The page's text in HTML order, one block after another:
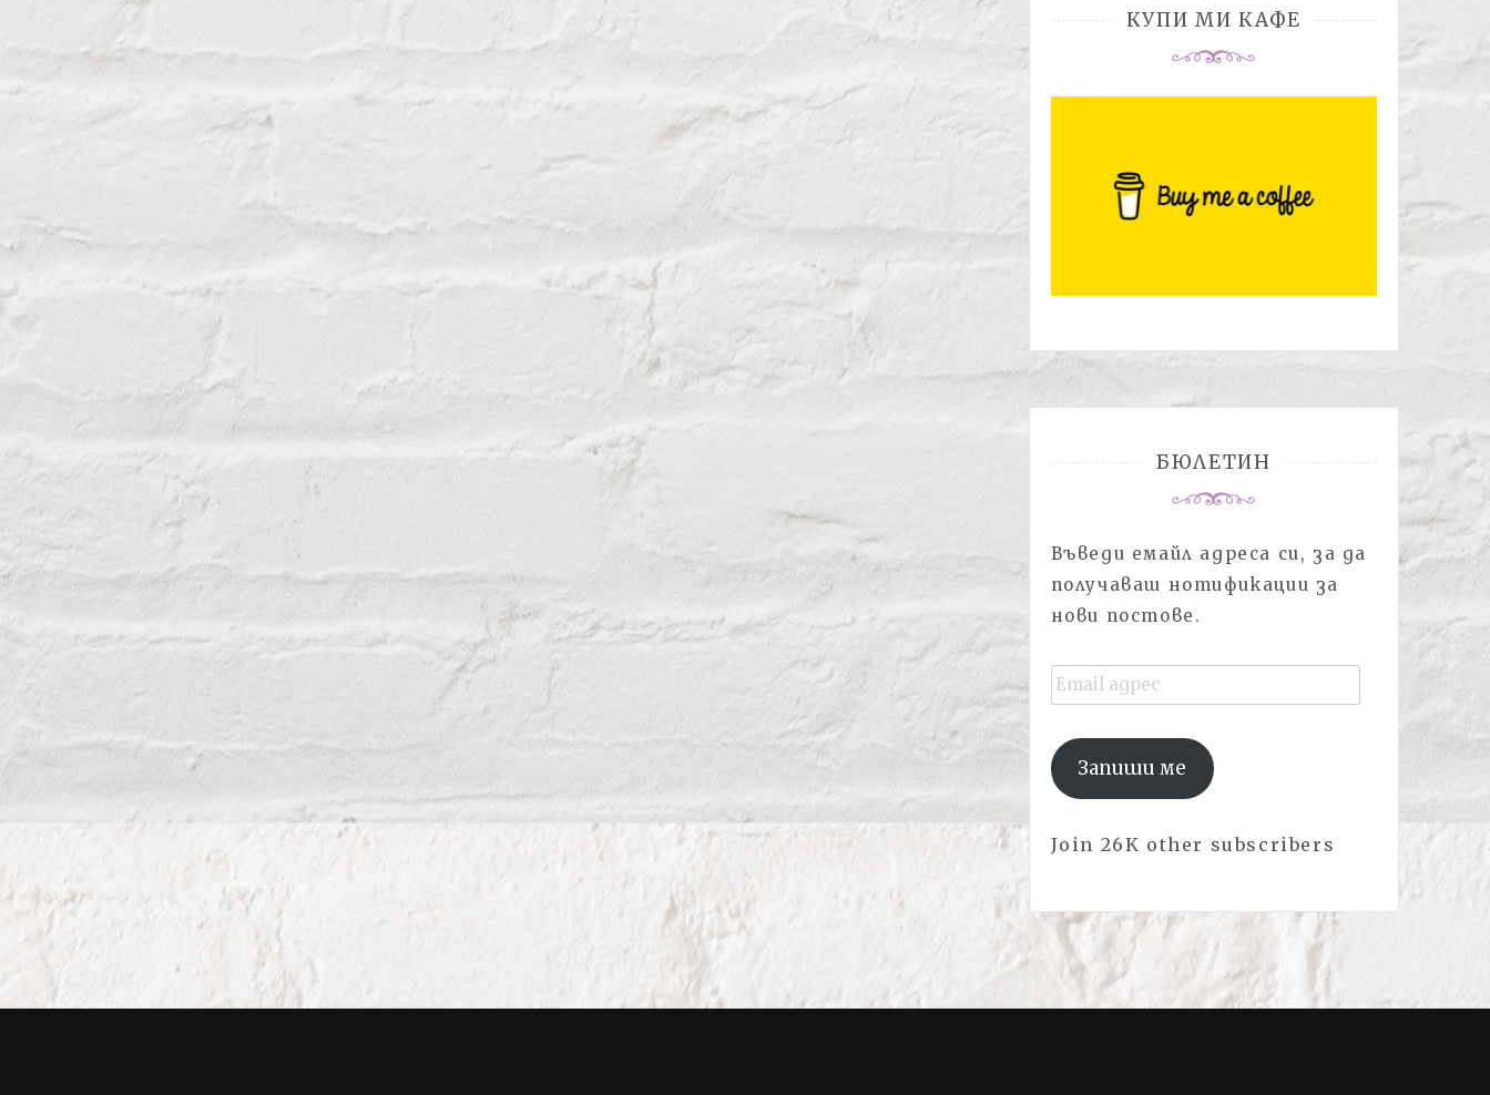
КУПИ МИ КАФЕ
БЮЛЕТИН
Въведи емайл адреса си, за да
получаваш нотификации за
нови постове.
Email
адрес
Запиши ме
Join 26K other subscribers